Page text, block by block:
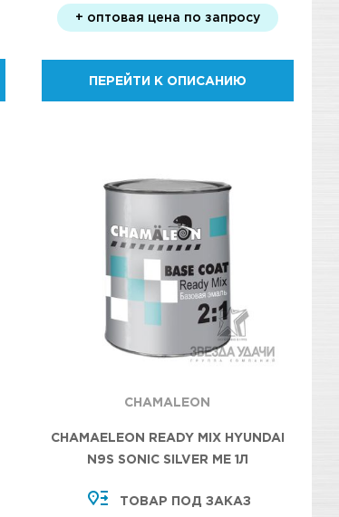
+ оптовая цена по запросу
ПЕРЕЙТИ К ОПИСАНИЮ
CHAMALEON
CHAMAELEON READY MIX HYUNDAI
N9S SONIC SILVER МЕ 1Л
ТОВАР ПОД ЗАКАЗ